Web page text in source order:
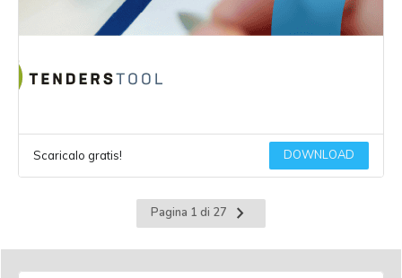
Scaricalo gratis! DOWNLOAD
Pagina 1 di 27
Pagina
successiva